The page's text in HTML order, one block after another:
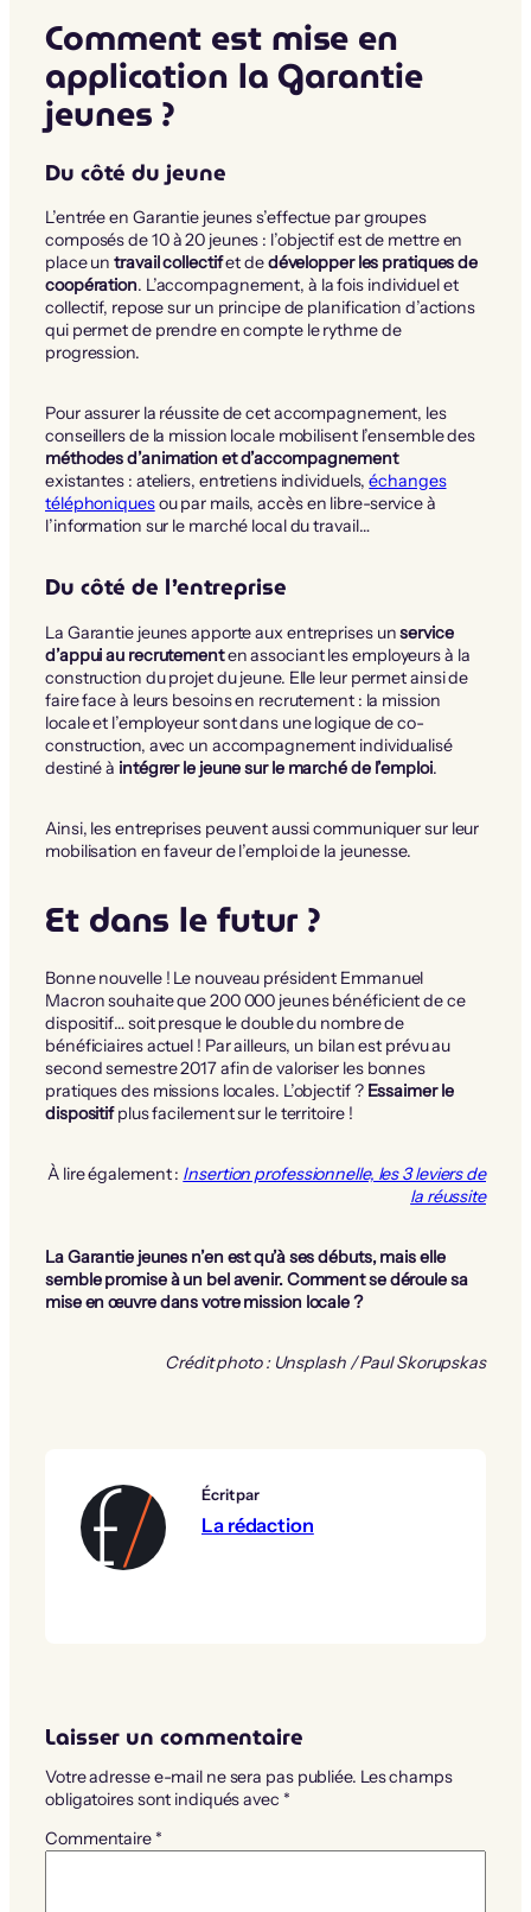
Comment est mise en
application la Garantie
jeunes ?
Du côté du jeune
L’entrée en Garantie jeunes s’effectue par groupes
composés de 10 à 20 jeunes : l’objectif est de mettre en
place untravail collectifet dedévelopper les pratiques de
coopération. L’accompagnement, à la fois individuel et
collectif, repose sur un principe de planification d’actions
qui permet de prendre en compte le rythme de
progression.
Pour assurer la réussite de cet accompagnement, les
conseillers de la mission locale mobilisent l’ensemble des
méthodes d’animation et d’accompagnement
existantes : ateliers, entretiens individuels,échanges
téléphoniquesou par mails, accès en libre-service à
l’information sur le marché local du travail…
Du côté de l’entreprise
La Garantie jeunes apporte aux entreprises unservice
d’appui au recrutementen associant les employeurs à la
construction du projet du jeune. Elle leur permet ainsi de
faire face à leurs besoins en recrutement : la mission
locale et l’employeur sont dans une logique de co-
construction, avec un accompagnement individualisé
destiné à intégrer le jeune sur le marché de l’emploi.
Ainsi, les entreprises peuvent aussi communiquer sur leur
mobilisation en faveur de l’emploi de la jeunesse.
Et dans le futur ?
Bonne nouvelle ! Le nouveau président Emmanuel
Macron souhaite que 200 000 jeunes bénéficient de ce
dispositif… soit presque le double du nombre de
bénéficiaires actuel ! Par ailleurs, un bilan est prévu au
second semestre 2017 afin de valoriser les bonnes
pratiques des missions locales. L’objectif ? Essaimer le
dispositifplus facilement sur le territoire !
À lire également : Insertion professionnelle, les 3 leviers de
la réussite
La Garantie jeunes n’en est qu’à ses débuts, mais elle
semble promise à un bel avenir. Comment se déroule sa
mise en œuvre dans votre mission locale ?
Crédit photo : Unsplash / Paul Skorupskas
Écrit par
La rédaction
Laisser un commentaire
Votre adresse e-mail ne sera pas publiée. Les champs
obligatoires sont indiqués avec *
Commentaire *